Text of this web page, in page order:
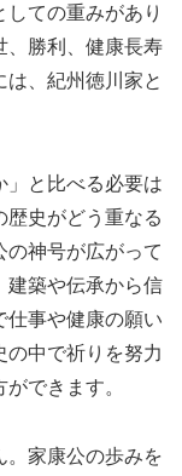
ての重みがあり
、勝利、健康長寿
、紀州徳川家と
」と比べる必要は
歴史がどう重なる
の神号が広がって
建築や伝承から信
仕事や健康の願い
の中で祈りを努力
できます。
。家康公の歩みを